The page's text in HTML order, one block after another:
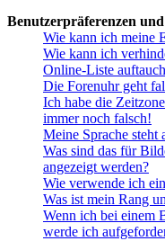
Benutzerpräferenzen
Wie kann ich meine
Wie kann ich
Online-Liste
Die Forenuhr geht
Ich habe die
immer noch falsch!
Meine Sprache
Was sind das für
angezeigt werden?
Wie verwende ich
Was ist mein Rang
Wenn ich bei einem
werde ich